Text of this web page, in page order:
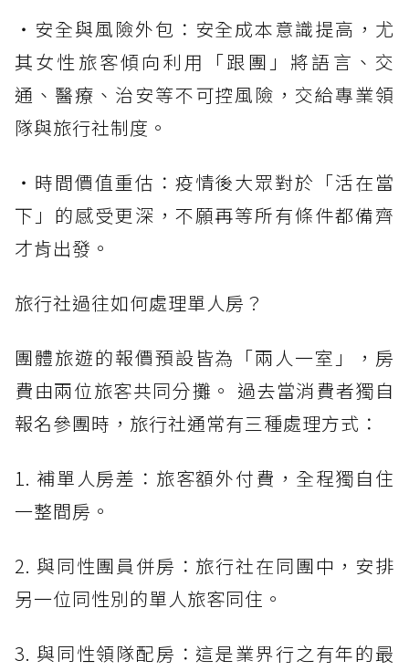
・安全與風險外包：安全成本意識提高，尤
其女性旅客傾向利用「跟團」將語言、交
通、醫療、治安等不可控風險，交給專業領
隊與旅行社制度。
・時間價值重估：疫情後大眾對於「活在當
下」的感受更深，不願再等所有條件都備齊
才肯出發。
旅行社過往如何處理單人房？
團體旅遊的報價預設皆為「兩人一室」，房
費由兩位旅客共同分攤。 過去當消費者獨自
報名參團時，旅行社通常有三種處理方式：
1. 補單人房差：旅客額外付費，全程獨自住
一整間房。
2. 與同性團員併房：旅行社在同團中，安排
另一位同性別的單人旅客同住。
3. 與同性領隊配房：這是業界行之有年的最